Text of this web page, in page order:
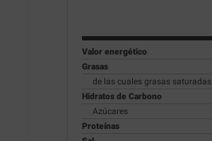
Valor energético
Grasas
de las cuales grasas saturadas
Hidratos de Carbono
Azúcares
Proteínas